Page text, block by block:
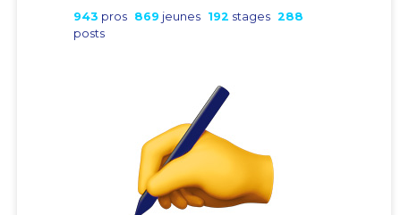
943 pros 869 jeunes 192 stages 288
posts